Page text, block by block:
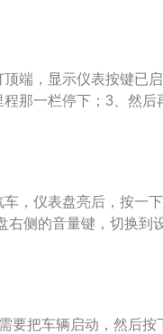
率为162马力，传动系
端，显示仪表按键已启
那一栏停下；3、然后
MODE进入，然后用音
，轴距为2670mm。
，仪表盘亮后，按一
右侧的音量键，切换到
的“左右循环”按键，找
键确认；这样系
要把车辆启动，然后按